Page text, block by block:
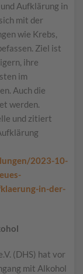
Aufklärung in
mit der
wie Krebs,
Ziel ist
ihre
im
Auch die
werden.
und zitiert
2023-10-
in-der-
(DHS) hat vor
mit Alkohol